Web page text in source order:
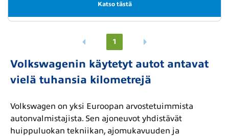
Katso tästä
1
Volkswagenin käytetyt autot antavat
vielä tuhansia kilometrejä
Volkswagen on yksi Euroopan arvostetuimmista
autonvalmistajista. Sen ajoneuvot yhdistävät
huippuluokan tekniikan, ajomukavuuden ja